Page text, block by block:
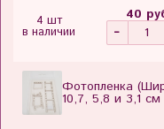
4 шт
в наличии
40
Фотопленка
10,7, 5,8 и 3,1 см